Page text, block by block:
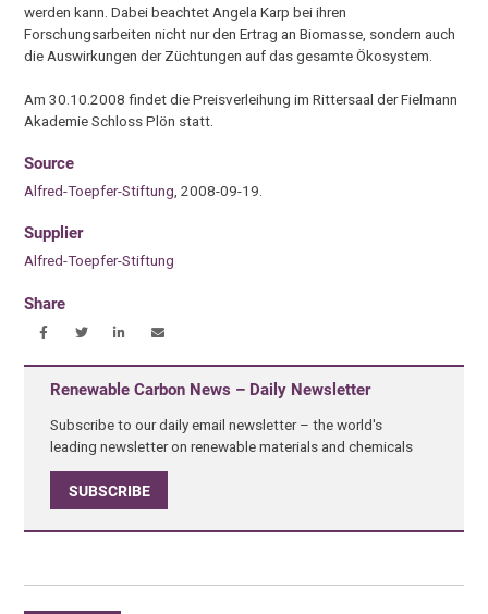
werden kann. Dabei beachtet Angela Karp bei ihren
Forschungsarbeiten nicht nur den Ertrag an Biomasse, sondern auch
die Auswirkungen der Züchtungen auf das gesamte Ökosystem.
Am 30.10.2008 findet die Preisverleihung im Rittersaal der Fielmann
Akademie Schloss Plön statt.
Source
Alfred-Toepfer-Stiftung , 2008-09-19.
Supplier
Alfred-Toepfer-Stiftung
Share
Renewable Carbon News – Daily Newsletter
Subscribe to our daily email newsletter – the world's
leading newsletter on renewable materials and chemicals
SUBSCRIBE